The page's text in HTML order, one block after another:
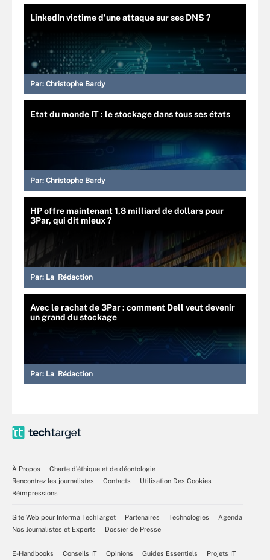
LinkedIn victime d'une attaque sur ses DNS ?
Par: Christophe Bardy
Etat du monde IT : le stockage dans tous ses états
Par: Christophe Bardy
HP offre maintenant 1,8 milliard de dollars pour
3Par, qui dit mieux ?
Par: La Rédaction
Avec le rachat de 3Par : comment Dell veut devenir
un grand du stockage
Par: La Rédaction
À Propos
Charte d’éthique et de déontologie
Rencontrez les journalistes
Contacts
Utilisation Des Cookies
Réimpressions
Site Web pour Informa TechTarget Partenaires Technologies
Agenda
Nos Journalistes et Experts
Dossier de Presse
E-Handbooks Conseils IT Opinions Guides Essentiels Projets IT